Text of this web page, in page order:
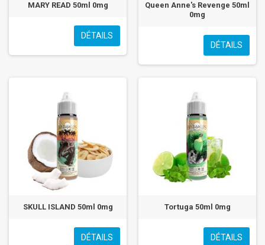
MARY READ 50ml 0mg
DÉTAILS
Queen Anne's Revenge 50ml
0mg
DÉTAILS
SKULL ISLAND 50ml 0mg
DÉTAILS
Tortuga 50ml 0mg
DÉTAILS